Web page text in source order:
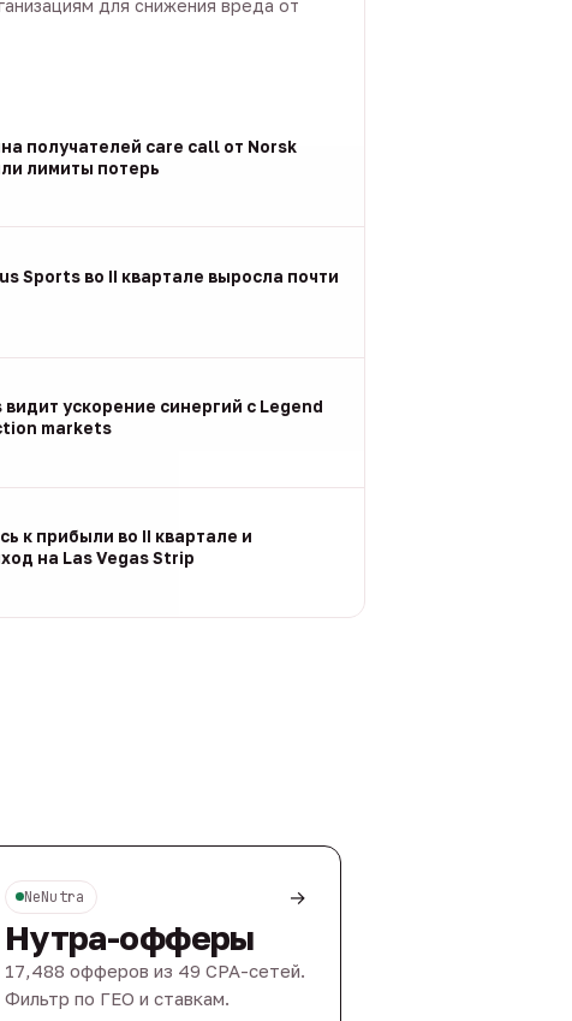
для снижения вреда от
получателей care call от Norsk
лимиты потерь
Sports во II квартале выросла почти
ускорение синергий с Legend
markets
к прибыли во II квартале и
на Las Vegas Strip
NeNutra →
Нутра-офферы
17,488 офферов из 49 CPA-сетей.
Фильтр по ГЕО и ставкам.